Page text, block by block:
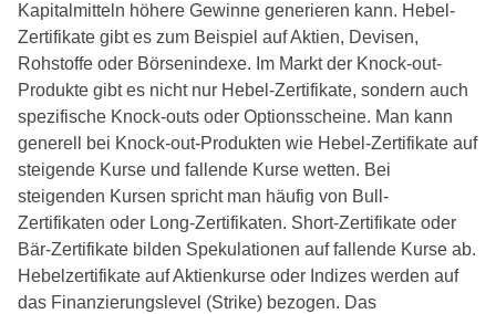
Kapitalmitteln höhere Gewinne generieren kann. Hebel-
Zertifikate gibt es zum Beispiel auf Aktien, Devisen,
Rohstoffe oder Börsenindexe. Im Markt der Knock-out-
Produkte gibt es nicht nur Hebel-Zertifikate, sondern auch
spezifische Knock-outs oder Optionsscheine. Man kann
generell bei Knock-out-Produkten wie Hebel-Zertifikate auf
steigende Kurse und fallende Kurse wetten. Bei
steigenden Kursen spricht man häufig von Bull-
Zertifikaten oder Long-Zertifikaten. Short-Zertifikate oder
Bär-Zertifikate bilden Spekulationen auf fallende Kurse ab.
Hebelzertifikate auf Aktienkurse oder Indizes werden auf
das Finanzierungslevel (Strike) bezogen. Das